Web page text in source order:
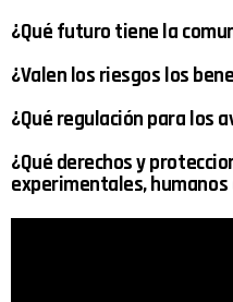
¿Qué futuro tiene la
¿Valen los riesgos los
¿Qué regulación para los
¿Qué derechos y
experimentales, humanos